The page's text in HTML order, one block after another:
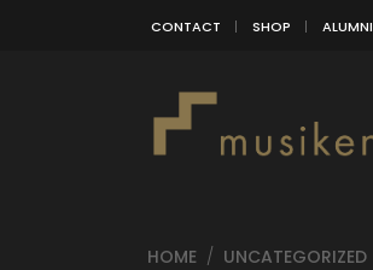
CONTACT SHOP ALUMNI
HOME / UNCATEGORIZED